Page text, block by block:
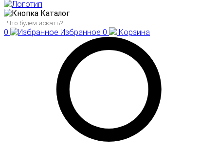
Каталог
0 Избранное 0 Корзина